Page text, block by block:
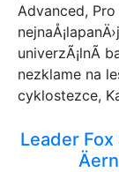
Advanced,
univerzÃ¡lnÃ­
nezklame na
cyklostezce,
Leader